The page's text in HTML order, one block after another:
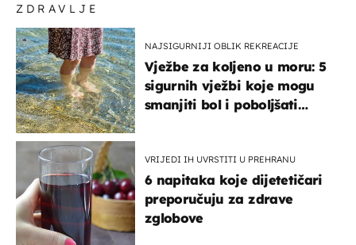
ZDRAVLJE
NAJSIGURNIJI OBLIK REKREACIJE
Vježbe za koljeno u moru: 5
sigurnih vježbi koje mogu
smanjiti bol i poboljšati
VRIJEDI IH UVRSTITI U PREHRANU
6 napitaka koje dijetetičari
preporučuju za zdrave
zglobove